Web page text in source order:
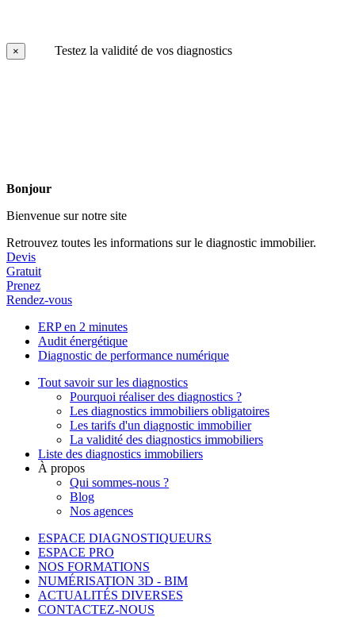
× Testez la validité de vos diagnostics
Bonjour
Bienvenue sur notre site
Retrouvez toutes les informations sur le diagnostic immobilier.
Devis
Gratuit
Prenez
Rendez-vous
ERP en 2 minutes
Audit énergétique
Diagnostic de performance numérique
Tout savoir sur les diagnostics
Pourquoi réaliser des diagnostics ?
Les diagnostics immobiliers obligatoires
Les tarifs d'un diagnostic immobilier
La validité des diagnostics immobiliers
Liste des diagnostics immobiliers
À propos
Qui sommes-nous ?
Blog
Nos agences
ESPACE DIAGNOSTIQUEURS
ESPACE PRO
NOS FORMATIONS
NUMÉRISATION 3D - BIM
ACTUALITÉS DIVERSES
CONTACTEZ-NOUS